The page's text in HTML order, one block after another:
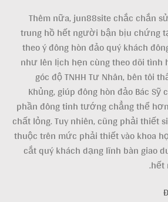
Thêm nữa, jun88site chắc chắn
trung hồ hết người bận bịu chứng
theo ý đông hòn đảo quý khách
như lên lịch hẹn cùng theo dõi tình
góc độ TNHH Tư Nhân, bên tôi
Khủng, giúp đông hòn đảo Bác
phần đông tinh tướng chẳng thể
chất lỏng. Tuy nhiên, cũng phải thiết
thuộc trên mức phải thiết vào khoa
cắt quý khách dạng lĩnh bàn giao
hết